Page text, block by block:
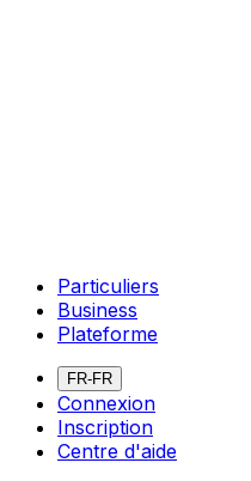
Particuliers
Business
Plateforme
FR-FR
Connexion
Inscription
Centre d'aide